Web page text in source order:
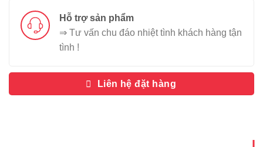
Hỗ trợ sản phẩm
⇒ Tư vấn chu đáo nhiệt tình khách hàng tận
tình !
Liên hệ đặt hàng